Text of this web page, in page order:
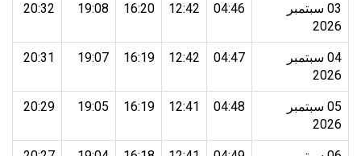
03 سبتمبر
2026
04:46
12:42
16:20
19:08
20:32
04 سبتمبر
2026
04:47
12:42
16:19
19:07
20:31
05 سبتمبر
2026
04:48
12:41
16:19
19:05
20:29